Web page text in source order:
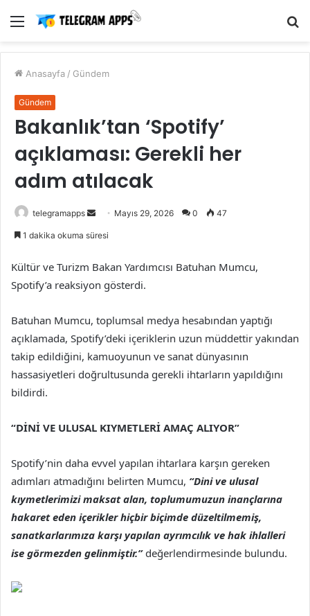
Menü
Anasayfa / Gündem
Gündem
Bakanlık’tan ‘Spotify’
açıklaması: Gerekli her
adım atılacak
telegramapps
Bir
göndermek
Mayıs 29, 2026 0 47
1 dakika okuma süresi
Kültür ve Turizm Bakan Yardımcısı Batuhan Mumcu,
Spotify’a reaksiyon gösterdi.
Batuhan Mumcu, toplumsal medya hesabından yaptığı
açıklamada, Spotify’deki içeriklerin uzun müddettir yakından
takip edildiğini, kamuoyunun ve sanat dünyasının
hassasiyetleri doğrultusunda gerekli ihtarların yapıldığını
bildirdi.
“DİNİ VE ULUSAL KIYMETLERİ AMAÇ ALIYOR”
Spotify’nin daha evvel yapılan ihtarlara karşın gereken
adımları atmadığını belirten Mumcu, “Dini ve ulusal
kıymetlerimizi maksat alan, toplumumuzun inançlarına
hakaret eden içerikler hiçbir biçimde düzeltilmemiş,
sanatkarlarımıza karşı yapılan ayrımcılık ve hak ihlalleri
ise görmezden gelinmiştir.”değerlendirmesinde bulundu.